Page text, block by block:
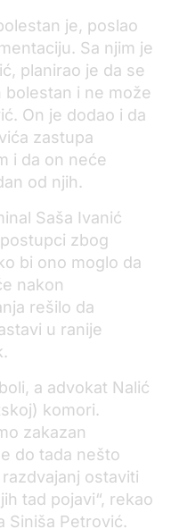
je, poslao
Sa njim je
planirao je da se
bolestan i ne može
On je dodao i da
zastupa
i da on neće
od njih.
Saša Ivanić
zbog
bi ono moglo da
nakon
rešilo da
u ranije
a advokat Nalić
komori.
zakazan
do tada nešto
ostaviti
tad pojavi“, rekao
Siniša Petrović.